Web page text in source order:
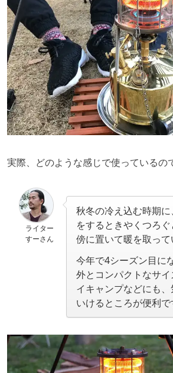
実際、どのような感じで使っているの
ライター
すーさん
秋冬の冷え込む時期
をするときやくつろぐ
傍に置いて暖を取って
今年で4シーズン目に
外とコンパクトなサ
イキャンプなどにも
いけるところが便利で